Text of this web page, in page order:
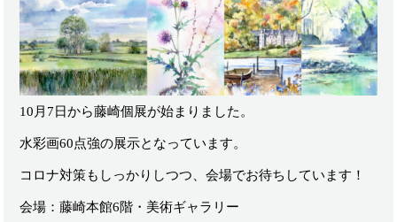
10月7日から藤崎個展が始まりました。
水彩画60点強の展示となっています。
コロナ対策もしっかりしつつ、会場でお待ちしています！
会場：藤崎本館6階・美術ギャラリー